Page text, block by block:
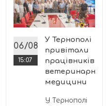
06/08
15:07
У Тернополі
привітали
працівників
ветеринарної
медицини
У Тернополі